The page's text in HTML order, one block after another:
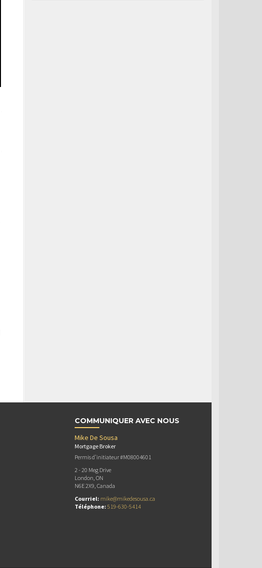
COMMUNIQUER AVEC NOUS
Mike De Sousa
Mortgage Broker
Permis d’initiateur #M08004601
2 - 20 Meg Drive
London, ON
N6E 2X9, Canada
Courriel: mike@mikedesousa.ca
Téléphone: 519-630-5414